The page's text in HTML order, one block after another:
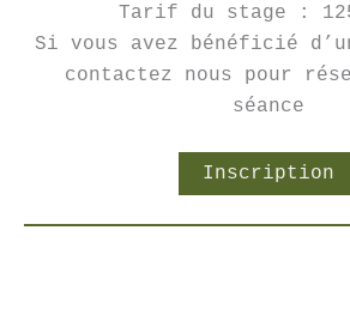
Tarif du stage :
Si vous avez bénéficié
contactez nous pour
séance
Inscription